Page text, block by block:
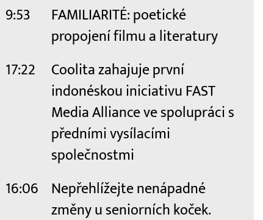
9:53
FAMILIARITÉ: poetické
propojení filmu a literatury
17:22
Coolita zahajuje první
indonéskou iniciativu FAST
Media Alliance ve spolupráci s
předními vysílacími
společnostmi
16:06
Nepřehlížejte nenápadné
změny u seniorních koček.